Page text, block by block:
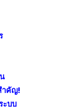
ำคัญ!
ะบบ